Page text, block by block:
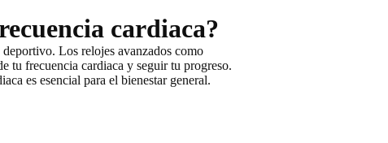
cardiaca?
deportivo. Los relojes avanzados como
tu frecuencia cardiaca y seguir tu progreso.
es esencial para el bienestar general.